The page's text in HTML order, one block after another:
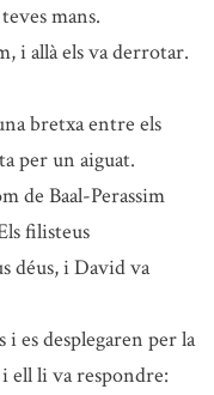
mans.
i allà els va derrotar.
bretxa entre els
per un aiguat.
de Baal-Perassim
filisteus
déus, i David va
es desplegaren per la
ell li va respondre: